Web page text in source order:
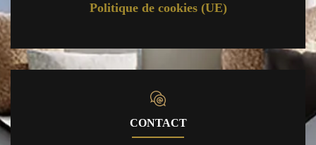
Politique de cookies (UE)
CONTACT